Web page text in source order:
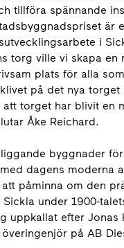
tillföra spännande
är
i
torg ville vi skapa en
plats för alla
på det nya torget
att torget har blivit en
Åke Reichard.
byggnader
dagens moderna
påminna om den
under 1900-
uppkallat efter Jonas
på AB